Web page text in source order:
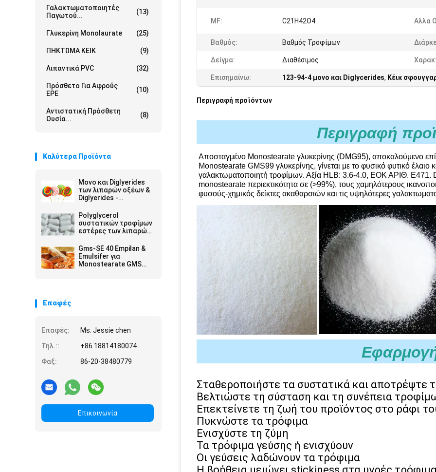
Γαλακτωματοποιητές
Παγωτού...
(13)
Γλυκερίνη Monolaurate (25)
ΠΗΚΤΩΜΑ ΚΕΙΚ (9)
Λιπαντικά PVC (32)
Πρόσθετο Για Αφρούς
EPE
(10)
Αντιστατική Πρόσθετη
Ουσία...
(8)
Καλύτερα Προϊόντα
Μονο και Diglyerides
των λιπαρών οξέων &
Diglyerides -
GMS40
Polyglycerol
συστατικών τροφίμων
εστέρες των λιπαρών
Gms-SE 40 Empilan &
Emulsifer για
Monostearate GMS
Επαφές
Επαφές:
Ms. Jessie chen
Τηλ.::
+86 18814180074
Φαξ:
86-20-38480779
Επικοινωνία
MF: C21H42O4 Αλλα
Βαθμός: Βαθμός Τροφίμων
Δείγμα: Διαθέσιμος
Επισημαίνω: 123-94-4 μονο και Diglycerides, Κέικ
Περιγραφή προϊόντων
Περιγραφή
Αποσταγμένο Monostearate γλυκερίνης (DMG95), αποκαλούμενο
Monostearate GMS99 γλυκερίνης, γίνεται με το φυσικό φυτικό έλαιο
γαλακτωματοποιητή τροφίμων. Αξία HLB: 3.6-4.0, ΕΟΚ ΑΡΙΘ. E471.
monostearate περιεκτικότητα σε (>99%), τους χαμηλότερους
φυσούς-χημικός δείκτες ακαθαρσιών και τις υψηλότερες
Σταθεροποιήστε τα συστατικά και αποτρέψτε
Βελτιώστε τη σύσταση και τη συνέπεια
Επεκτείνετε τη ζωή του προϊόντος στο ράφι
Πυκνώστε τα τρόφιμα
Ενισχύστε τη ζύμη
Τα τρόφιμα γεύσης ή ενισχύουν
Οι γεύσεις λαδώνουν τα τρόφιμα